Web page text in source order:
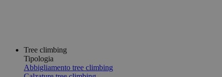
Tree climbing
Tipologia
Abbigliamento tree climbing